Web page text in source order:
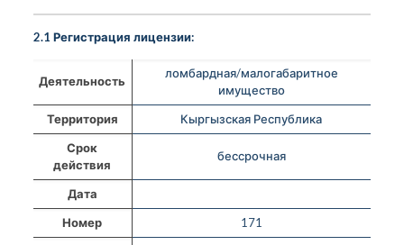
2.1 Регистрация лицензии:
Деятельность
ломбардная/малогабаритное
имущество
Территория
Кыргызская Республика
Срок
действия
бессрочная
Дата
Номер
171